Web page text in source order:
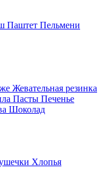
Паштет Пельмени
Жевательная резинка
Пасты Печенье
Шоколад
Хлопья